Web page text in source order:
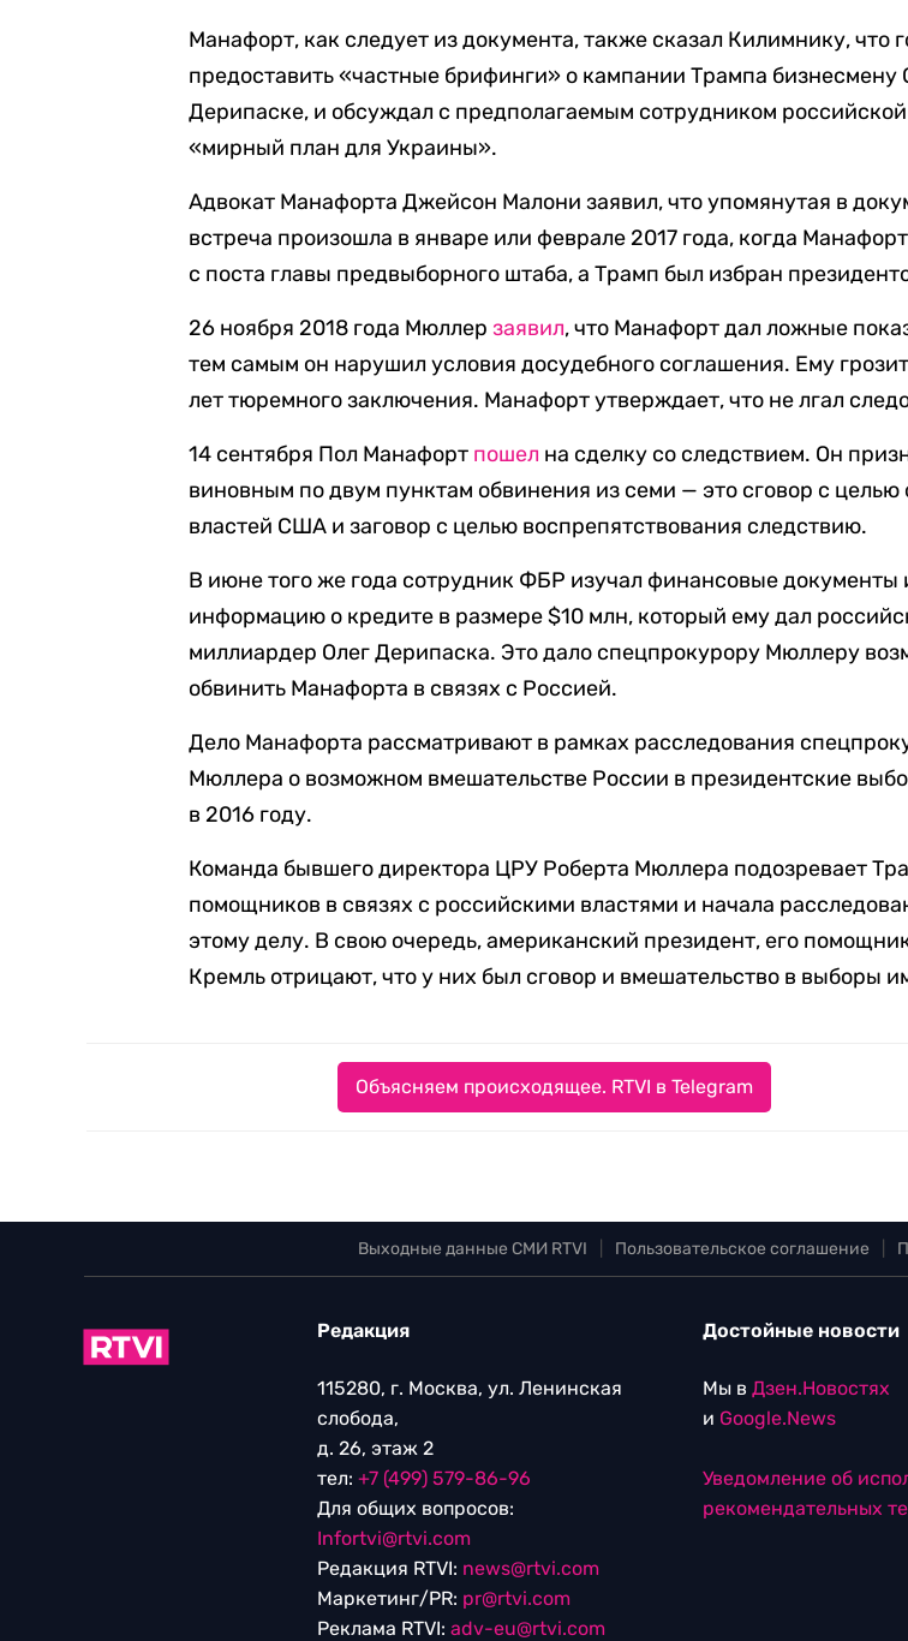
Манафорт, как следует из документа, также сказал Килимнику, что
предоставить «частные брифинги» о кампании Трампа бизнесмену
Дерипаске, и обсуждал с предполагаемым сотрудником
«мирный план для Украины».
Адвокат Манафорта Джейсон Малони заявил, что упомянутая в
встреча произошла в январе или феврале 2017 года, когда
с поста главы предвыборного штаба, а Трамп был избран
26 ноября 2018 года Мюллерзаявил, что Манафорт дал ложные
тем самым он нарушил условия досудебного соглашения. Ему
лет тюремного заключения. Манафорт утверждает, что не лгал
14 сентября Пол Манафорт пошел на сделку со следствием. Он
виновным по двум пунктам обвинения из семи — это сговор с целью
властей США и заговор с целью воспрепятствования следствию.
В июне того же года сотрудник ФБР изучал финансовые документы
информацию о кредите в размере $10 млн, который ему дал
миллиардер Олег Дерипаска. Это дало спецпрокурору Мюллеру
обвинить Манафорта в связях с Россией.
Дело Манафорта рассматривают в рамках расследования
Мюллера о возможном вмешательстве России в президентские
в 2016 году.
Команда бывшего директора ЦРУ Роберта Мюллера подозревает
помощников в связях с российскими властями и начала
этому делу. В свою очередь, американский президент, его
Кремль отрицают, что у них был сговор и вмешательство в выборы
Объясняем происходящее. RTVI в Telegram
Выходные данные СМИ RTVI Пользовательское соглашение
Редакция
115280, г. Москва, ул. Ленинская
слобода,
д. 26, этаж 2
тел: +7 (499) 579-86-96
Для общих вопросов:
Infortvi@rtvi.com
Редакция RTVI: news@rtvi.com
Маркетинг/PR: pr@rtvi.com
Реклама RTVI: adv-eu@rtvi.com
Достойные новости
Мы в Дзен.Новостях
и Google.News
Уведомление об
рекомендательных